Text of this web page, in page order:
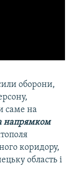
оборони,
саме на
напрямком
коридору,
область і